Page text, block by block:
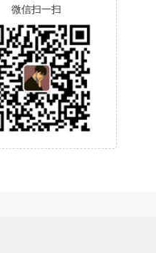
微信扫一扫